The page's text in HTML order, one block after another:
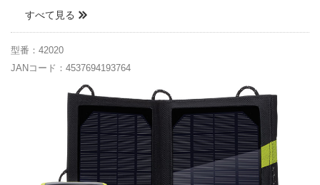
すべて見る
型番：42020
JANコード：4537694193764